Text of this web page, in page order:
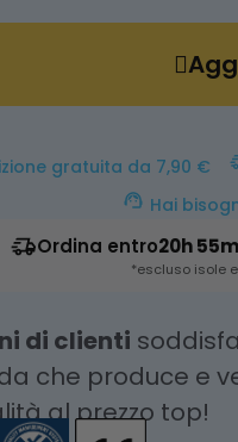
gratuita da 7,90 €
Hai
Ordina entro20h 55m
*escluso isole
di clienti
che produce e
al prezzo top!